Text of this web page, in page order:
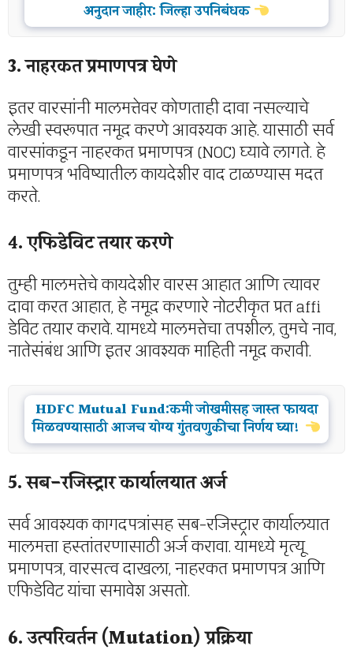
अनुदान जाहीर: जिल्हा उपनिबंधक
3. नाहरकत प्रमाणपत्र घेणे
इतर वारसांनी मालमत्तेवर कोणताही दावा नसल्याचे
लेखी स्वरूपात नमूद करणे आवश्यक आहे. यासाठी सर्व
वारसांकडून नाहरकत प्रमाणपत्र (NOC) घ्यावे लागते. हे
प्रमाणपत्र भविष्यातील कायदेशीर वाद टाळण्यास मदत
करते.
4. एफिडेविट तयार करणे
तुम्ही मालमत्तेचे कायदेशीर वारस आहात आणि त्यावर
दावा करत आहात, हे नमूद करणारे नोटरीकृत प्रत affi
डेविट तयार करावे. यामध्ये मालमत्तेचा तपशील, तुमचे नाव,
नातेसंबंध आणि इतर आवश्यक माहिती नमूद करावी.
HDFC Mutual Fund:कमी जोखमीसह जास्त फायदा
मिळवण्यासाठी आजच योग्य गुंतवणुकीचा निर्णय घ्या!
5. सब-रजिस्ट्रार कार्यालयात अर्ज
सर्व आवश्यक कागदपत्रांसह सब-रजिस्ट्रार कार्यालयात
मालमत्ता हस्तांतरणासाठी अर्ज करावा. यामध्ये मृत्यू
प्रमाणपत्र, वारसत्व दाखला, नाहरकत प्रमाणपत्र आणि
एफिडेविट यांचा समावेश असतो.
6. उत्परिवर्तन (Mutation) प्रक्रिया